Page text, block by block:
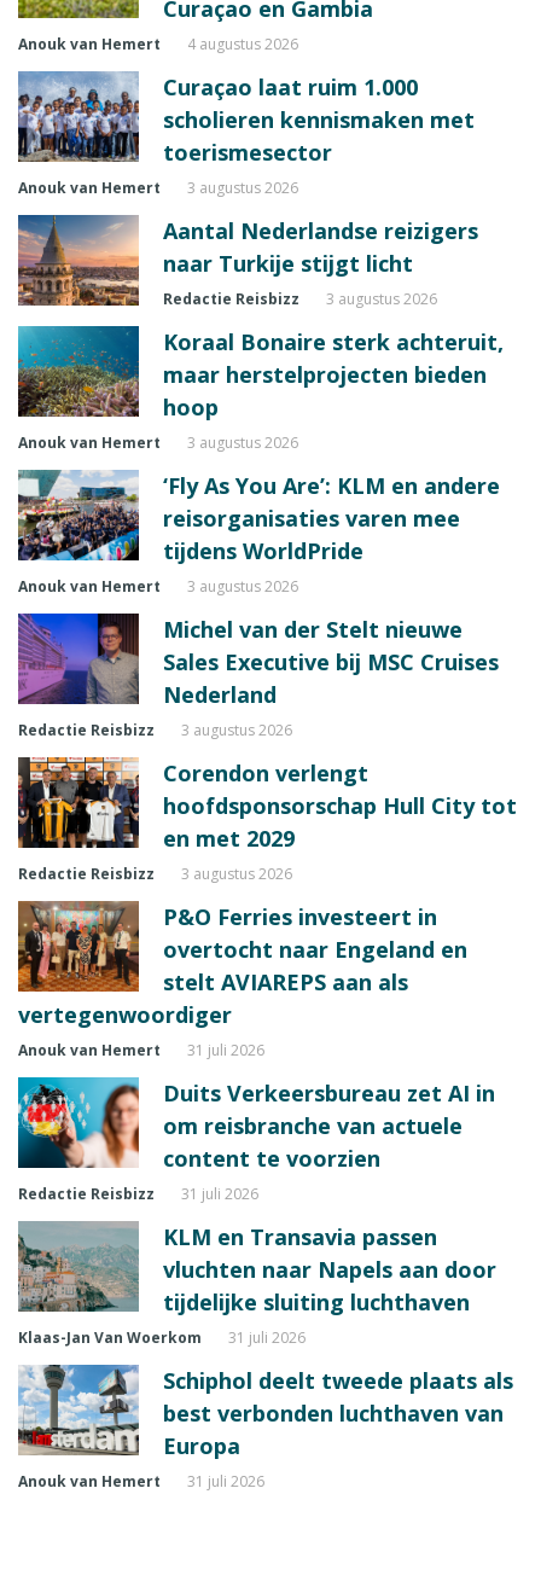
Curaçao en Gambia
Anouk van Hemert 4 augustus 2026
Curaçao laat ruim 1.000
scholieren kennismaken met
toerismesector
Anouk van Hemert 3 augustus 2026
Aantal Nederlandse reizigers
naar Turkije stijgt licht
Redactie Reisbizz 3 augustus 2026
Koraal Bonaire sterk achteruit,
maar herstelprojecten bieden
hoop
Anouk van Hemert 3 augustus 2026
‘Fly As You Are’: KLM en andere
reisorganisaties varen mee
tijdens WorldPride
Anouk van Hemert 3 augustus 2026
Michel van der Stelt nieuwe
Sales Executive bij MSC Cruises
Nederland
Redactie Reisbizz 3 augustus 2026
Corendon verlengt
hoofdsponsorschap Hull City tot
en met 2029
Redactie Reisbizz 3 augustus 2026
P&O Ferries investeert in
overtocht naar Engeland en
stelt AVIAREPS aan als
vertegenwoordiger
Anouk van Hemert 31 juli 2026
Duits Verkeersbureau zet AI in
om reisbranche van actuele
content te voorzien
Redactie Reisbizz 31 juli 2026
KLM en Transavia passen
vluchten naar Napels aan door
tijdelijke sluiting luchthaven
Klaas-Jan Van Woerkom 31 juli 2026
Schiphol deelt tweede plaats als
best verbonden luchthaven van
Europa
Anouk van Hemert 31 juli 2026